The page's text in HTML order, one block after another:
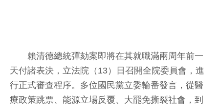
賴清德總統彈劾案即將在其就職滿兩周年前一
天付諸表決，立法院（13）日召開全院委員會，進
行正式審查程序。多位國民黨立委輪番發言，從醫
療政策跳票、能源立場反覆、大罷免撕裂社會，到